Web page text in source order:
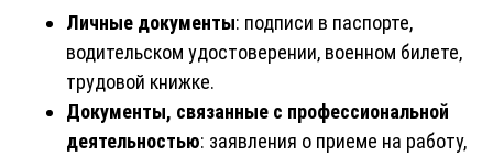
Личные документы: подписи в паспорте,
водительском удостоверении, военном билете,
трудовой книжке.
Документы, связанные с профессиональной
деятельностью: заявления о приеме на работу,